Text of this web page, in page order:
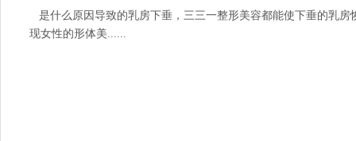
是什么原因导致的乳房下垂， 三三一整形美容都能使下垂的乳房
现女性的形体美......